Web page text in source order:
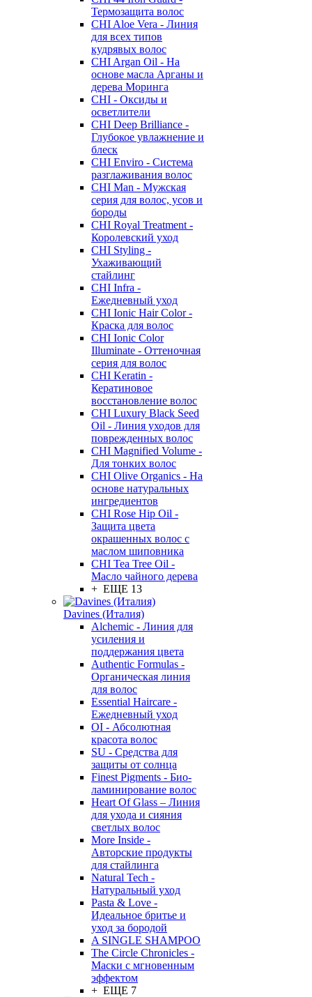
Термозащита волос
CHI Aloe Vera - Линия
для всех типов
кудрявых волос
CHI Argan Oil - На
основе масла Арганы и
дерева Моринга
CHI - Оксиды и
осветлители
CHI Deep Brilliance -
Глубокое увлажнение и
блеск
CHI Enviro - Система
разглаживания волос
CHI Man - Мужская
серия для волос, усов и
бороды
CHI Royal Treatment -
Королевский уход
CHI Styling -
Ухаживающий
стайлинг
CHI Infra -
Ежедневный уход
CHI Ionic Hair Color -
Краска для волос
CHI Ionic Color
Illuminate - Оттеночная
серия для волос
CHI Keratin -
Кератиновое
восстановление волос
CHI Luxury Black Seed
Oil - Линия уходов для
поврежденных волос
CHI Magnified Volume -
Для тонких волос
CHI Olive Organics - На
основе натуральных
ингредиентов
CHI Rose Hip Oil -
Защита цвета
окрашенных волос с
маслом шиповника
CHI Tea Tree Oil -
Масло чайного дерева
+ ЕЩЕ 13
Davines (Италия)
Alchemic - Линия для
усиления и
поддержания цвета
Authentic Formulas -
Органическая линия
для волос
Essential Haircare -
Eжедневный уход
OI - Абсолютная
красота волос
SU - Средства для
защиты от солнца
Finest Pigments - Био-
ламинирование волос
Heart Of Glass – Линия
для ухода и сияния
светлых волос
More Inside -
Авторские продукты
для стайлинга
Natural Tech -
Натуральный уход
Pasta & Love -
Идеальное бритье и
уход за бородой
A SINGLE SHAMPOO
The Circle Chronicles -
Маски с мгновенным
эффектом
+ ЕЩЕ 7